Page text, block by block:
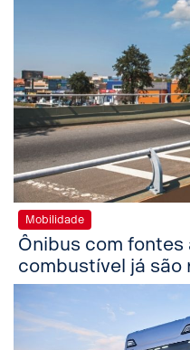
Mobilidade
Ônibus com
combustível já são